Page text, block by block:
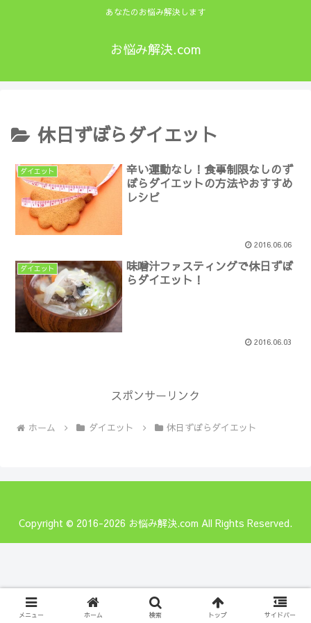
あなたのお悩み解決します
お悩み解決.com
休日ずぼらダイエット
ダイエット
辛い運動なし！食事制限なしのず
ぼらダイエットの方法やおすすめ
レシピ
2016.06.06
ダイエット
味噌汁ファスティングで休日ずぼ
らダイエット！
2016.06.03
スポンサーリンク
ホーム ダイエット 休日ずぼらダイエット
Copyright © 2016-2026 お悩み解決.com All Rights Reserved.
メニュー ホーム 検索 トップ サイドバー